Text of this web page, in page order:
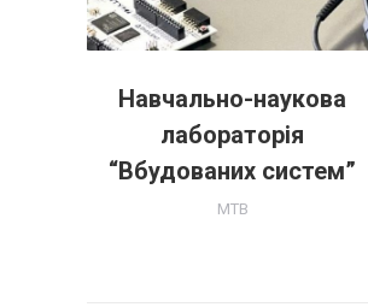
Навчально-наукова
лабораторія
“Вбудованих систем”
MTB